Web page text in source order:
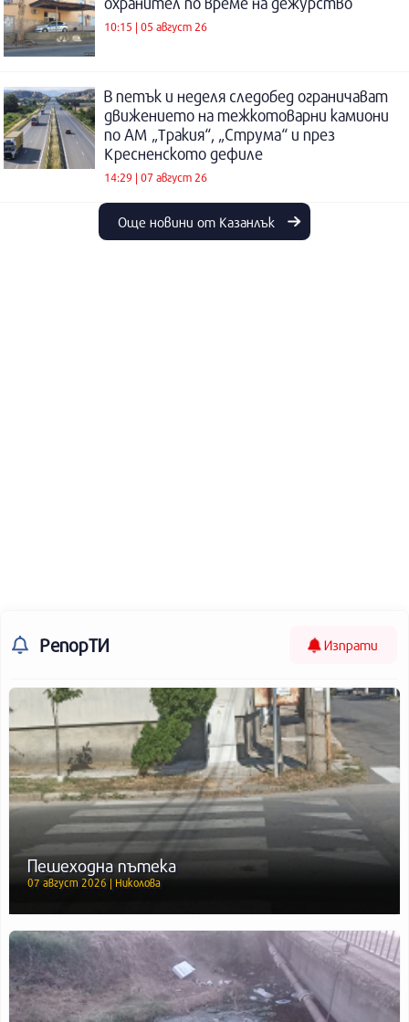
10:15 | 05 август 26
В петък и неделя следобед ограничават
движението на тежкотоварни камиони
по АМ „Тракия“, „Струма“ и през
Кресненското дефиле
14:29 | 07 август 26
Още новини от Казанлък
РепорТИ Изпрати
Пешеходна пътека
07 август 2026 | Николова